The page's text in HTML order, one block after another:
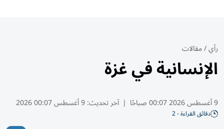
رأي/مقالات
الإنسانية في غزة
9 أغسطس 2026 00:07 صباحًا | آخر تحديث:9 أغسطس 00:07 2026
دقائق القراءة - 2